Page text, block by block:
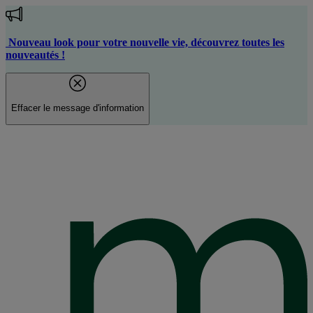
Aller
au
contenu
principal
Nouveau look pour votre nouvelle vie, découvrez toutes les
nouveautés !
Effacer le message d'information